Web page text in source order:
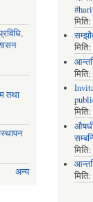
तथा
अन्य
मिति:
मिति:
मिति:
मिति:
मिति:
मिति: